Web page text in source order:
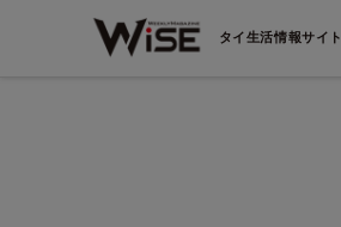
タイ生活情報サイト